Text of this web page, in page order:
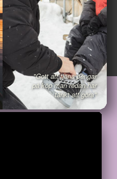
"Gott att tjäna pengar
på köp man redan har
tänkt att göra"